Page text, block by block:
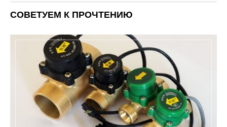
СОВЕТУЕМ К ПРОЧТЕНИЮ